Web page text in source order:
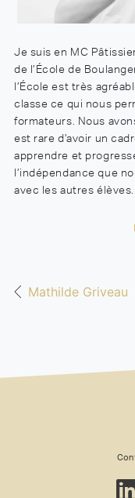
Je suis en MC
de l’École de
l’École est très
classe ce qui nous
formateurs. Nous
est rare d’avoir un
apprendre et
l’indépendance que
avec les autres élèves.
Mathilde Griveau